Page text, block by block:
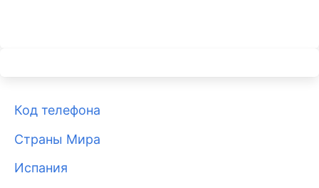
Код телефона
Страны Мира
Испания